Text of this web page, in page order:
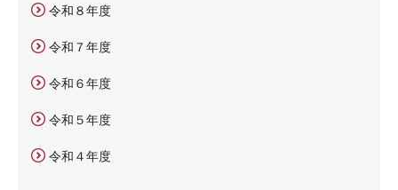
令和８年度
令和７年度
令和６年度
令和５年度
令和４年度